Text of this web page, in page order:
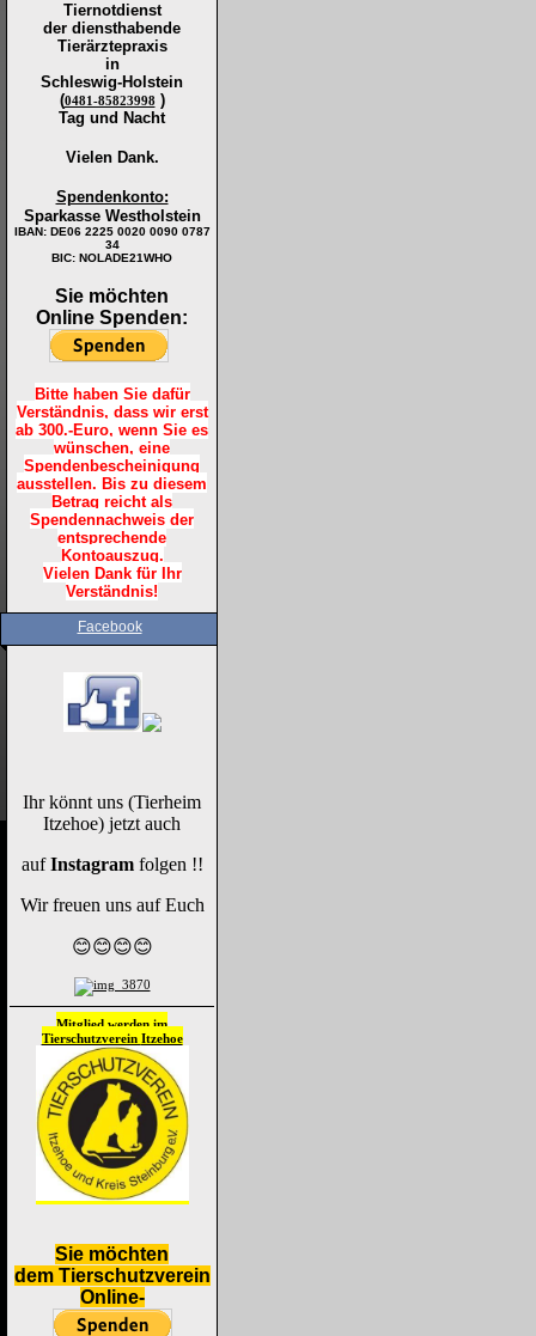
Tiernotdienst
der diensthabende
Tierärztepraxis
in
Schleswig-Holstein
(0481-85823998 )
Tag und Nacht
Vielen Dank.
Spendenkonto:
Sparkasse Westholstein
IBAN: DE06 2225 0020 0090 0787
34
BIC: NOLADE21WHO
Sie möchten
Online Spenden:
Bitte haben Sie dafür
Verständnis, dass wir erst
ab 300.-Euro, wenn Sie es
wünschen, eine
Spendenbescheinigung
ausstellen. Bis zu diesem
Betrag reicht als
Spendennachweis der
entsprechende
Kontoauszug.
Vielen Dank für Ihr
Verständnis!
Facebook
Ihr könnt uns (Tierheim
Itzehoe) jetzt auch
aufInstagramfolgen !!
Wir freuen uns auf Euch
😊😊😊😊
Mitglied werden im
Tierschutzverein Itzehoe
Sie möchten
dem Tierschutzverein
Online-